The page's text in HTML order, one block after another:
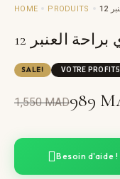
HOME PRODUITS
SALE! VOTRE PROFIT
1,550MAD989
Besoin d'aide